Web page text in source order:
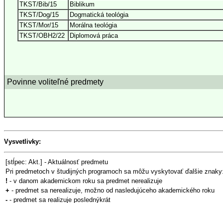
TKST/Bib/15
Biblikum
TKST/Dog/15
Dogmatická teológia
TKST/Mor/15
Morálna teológia
TKST/OBH2/22
Diplomová práca
Povinne voliteľné predmety
Vysvetlivky:
[stĺpec: Akt.] - Aktuálnosť predmetu
Pri predmetoch v študijných programoch sa môžu vyskytovať ďalšie
! - v danom akademickom roku sa predmet nerealizuje
+ - predmet sa nerealizuje, možno od nasledujúceho akademického roku
- - predmet sa realizuje poslednýkrát